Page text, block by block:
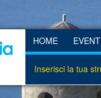
HOME
Inserisci la tua